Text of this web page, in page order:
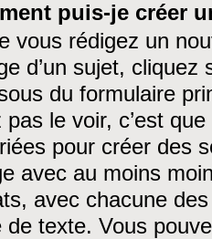
puis-je créer
vous rédigez un
d’un sujet, cliquez
du formulaire
pas le voir, c’est
pour créer des
avec au moins
avec chacune
de texte. Vous